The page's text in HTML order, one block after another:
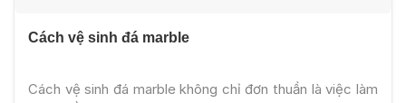
Cách vệ sinh đá marble
Cách vệ sinh đá marble không chỉ đơn thuần là việc làm